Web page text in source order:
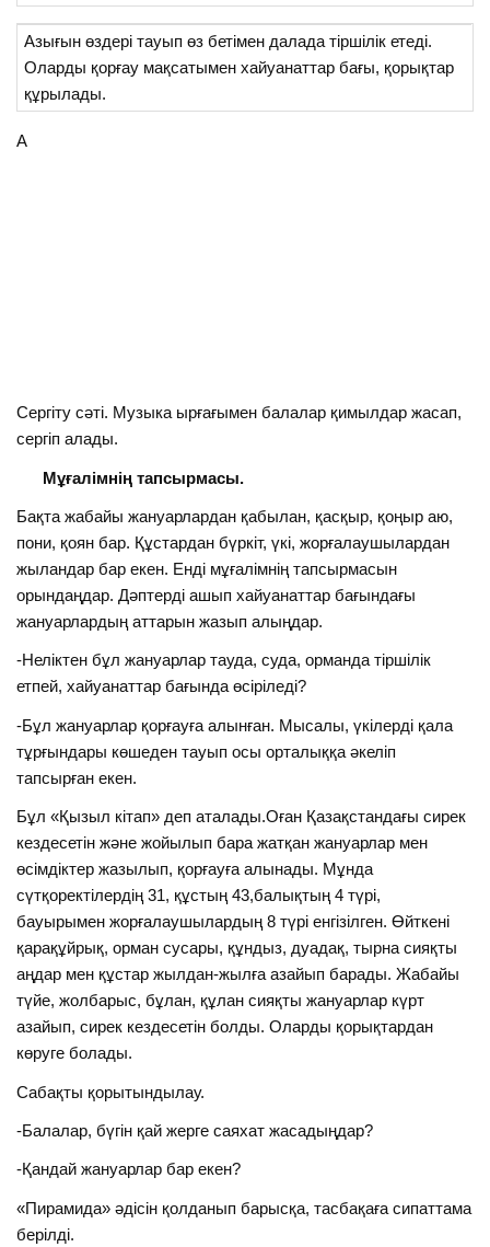
Азығын өздері тауып өз бетімен далада тіршілік етеді.
Оларды қорғау мақсатымен хайуанаттар бағы, қорықтар
құрылады.
А
Сергіту сәті. Музыка ырғағымен балалар қимылдар жасап,
сергіп алады.
Мұғалімнің тапсырмасы.
Бақта жабайы жануарлардан қабылан, қасқыр, қоңыр аю,
пони, қоян бар. Құстардан бүркіт, үкі, жорғалаушылардан
жыландар бар екен. Енді мұғалімнің тапсырмасын
орындаңдар. Дәптерді ашып хайуанаттар бағындағы
жануарлардың аттарын жазып алыңдар.
-Неліктен бұл жануарлар тауда, суда, орманда тіршілік
етпей, хайуанаттар бағында өсіріледі?
-Бұл жануарлар қорғауға алынған. Мысалы, үкілерді қала
тұрғындары көшеден тауып осы орталыққа әкеліп
тапсырған екен.
Бұл «Қызыл кітап» деп аталады.Оған Қазақстандағы сирек
кездесетін және жойылып бара жатқан жануарлар мен
өсімдіктер жазылып, қорғауға алынады. Мұнда
сүтқоректілердің 31, құстың 43,балықтың 4 түрі,
бауырымен жорғалаушылардың 8 түрі енгізілген. Өйткені
қарақұйрық, орман сусары, құндыз, дуадақ, тырна сияқты
аңдар мен құстар жылдан-жылға азайып барады. Жабайы
түйе, жолбарыс, бұлан, құлан сияқты жануарлар күрт
азайып, сирек кездесетін болды. Оларды қорықтардан
көруге болады.
Сабақты қорытындылау.
-Балалар, бүгін қай жерге саяхат жасадыңдар?
-Қандай жануарлар бар екен?
«Пирамида» әдісін қолданып барысқа, тасбақаға сипаттама
берілді.